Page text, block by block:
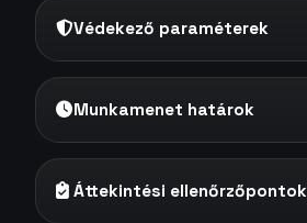
Védekező paraméterek
Munkamenet határok
Áttekintési ellenőrzőpontok